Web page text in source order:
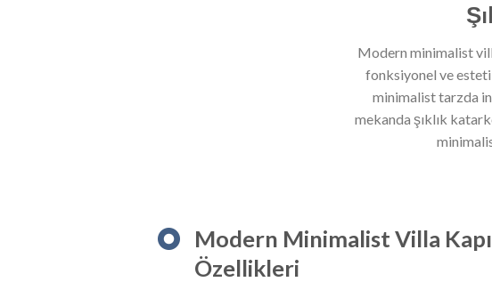
Modern minimalist
fonksiyonel ve
minimalist tarzda
mekanda şıklık
Modern Minimalist Villa
Özellikleri